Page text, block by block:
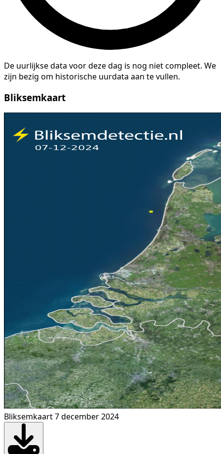
De uurlijkse data voor deze dag is nog niet compleet. We
zijn bezig om historische uurdata aan te vullen.
Bliksemkaart
Bliksemkaart 7 december 2024